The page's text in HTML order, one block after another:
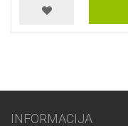
INFORMACIJA